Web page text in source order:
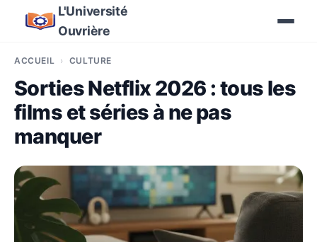
L'Université
Ouvrière
ACCUEIL CULTURE
Sorties Netflix 2026 : tous les
films et séries à ne pas
manquer